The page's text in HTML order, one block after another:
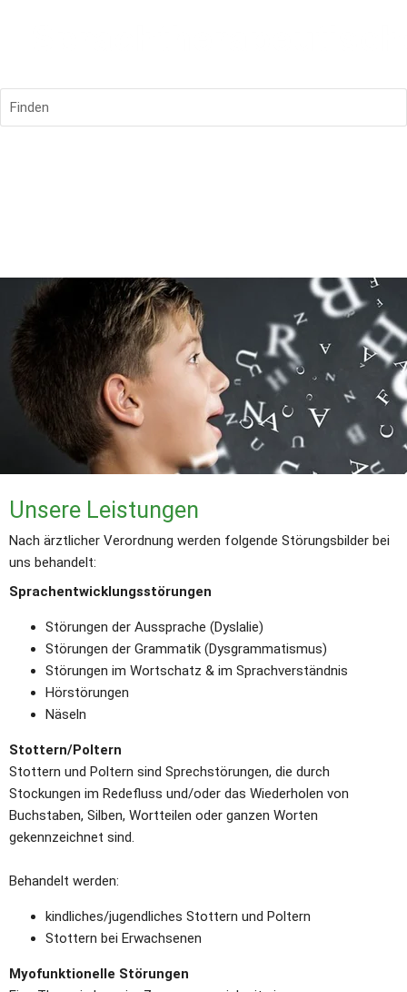
Finden
Unsere Leistungen
Nach ärztlicher Verordnung werden folgende Störungsbilder bei
uns behandelt:
Sprachentwicklungsstörungen
Störungen der Aussprache (Dyslalie)
Störungen der Grammatik (Dysgrammatismus)
Störungen im Wortschatz & im Sprachverständnis
Hörstörungen
Näseln
Stottern/Poltern
Stottern und Poltern sind Sprechstörungen, die durch
Stockungen im Redefluss und/oder das Wiederholen von
Buchstaben, Silben, Wortteilen oder ganzen Worten
gekennzeichnet sind.
Behandelt werden:
kindliches/jugendliches Stottern und Poltern
Stottern bei Erwachsenen
Myofunktionelle Störungen